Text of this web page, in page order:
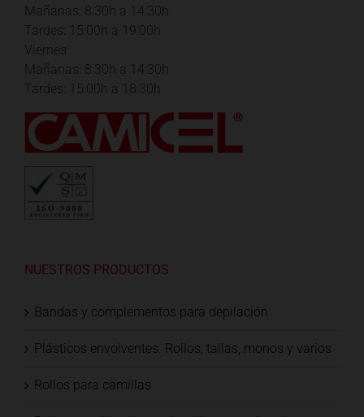
Mañanas: 8:30h a 14:30h
Tardes: 15:00h a 19:00h
Viernes
Mañanas: 8:30h a 14:30h
Tardes: 15:00h a 18:30h
NUESTROS PRODUCTOS
Bandas y complementos para depilación
Plásticos envolventes. Rollos, tallas, monos y varios
Rollos para camillas